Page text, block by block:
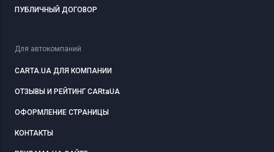
ПУБЛИЧНЫЙ ДОГОВОР
Для автокомпаний
CARTA.UA ДЛЯ КОМПАНИИ
ОТЗЫВЫ И РЕЙТИНГ CARtaUA
ОФОРМЛЕНИЕ СТРАНИЦЫ
КОНТАКТЫ